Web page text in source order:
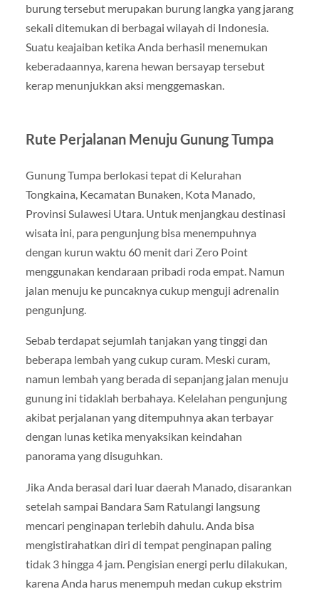
burung tersebut merupakan burung langka yang jarang
sekali ditemukan di berbagai wilayah di Indonesia.
Suatu keajaiban ketika Anda berhasil menemukan
keberadaannya, karena hewan bersayap tersebut
kerap menunjukkan aksi menggemaskan.
Rute Perjalanan Menuju Gunung Tumpa
Gunung Tumpa berlokasi tepat di Kelurahan
Tongkaina, Kecamatan Bunaken, Kota Manado,
Provinsi Sulawesi Utara. Untuk menjangkau destinasi
wisata ini, para pengunjung bisa menempuhnya
dengan kurun waktu 60 menit dari Zero Point
menggunakan kendaraan pribadi roda empat. Namun
jalan menuju ke puncaknya cukup menguji adrenalin
pengunjung.
Sebab terdapat sejumlah tanjakan yang tinggi dan
beberapa lembah yang cukup curam. Meski curam,
namun lembah yang berada di sepanjang jalan menuju
gunung ini tidaklah berbahaya. Kelelahan pengunjung
akibat perjalanan yang ditempuhnya akan terbayar
dengan lunas ketika menyaksikan keindahan
panorama yang disuguhkan.
Jika Anda berasal dari luar daerah Manado, disarankan
setelah sampai Bandara Sam Ratulangi langsung
mencari penginapan terlebih dahulu. Anda bisa
mengistirahatkan diri di tempat penginapan paling
tidak 3 hingga 4 jam. Pengisian energi perlu dilakukan,
karena Anda harus menempuh medan cukup ekstrim